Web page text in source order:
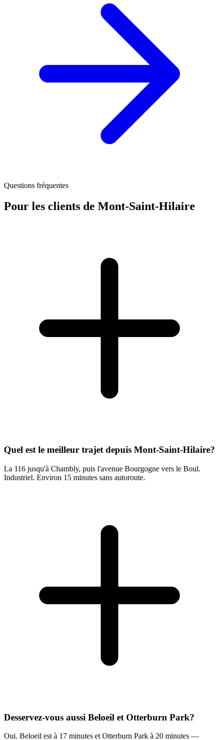
Questions fréquentes
Pour les clients de Mont-Saint-Hilaire
Quel est le meilleur trajet depuis Mont-Saint-Hilaire?
La 116 jusqu'à Chambly, puis l'avenue Bourgogne vers le Boul.
Industriel. Environ 15 minutes sans autoroute.
Desservez-vous aussi Beloeil et Otterburn Park?
Oui. Beloeil est à 17 minutes et Otterburn Park à 20 minutes —